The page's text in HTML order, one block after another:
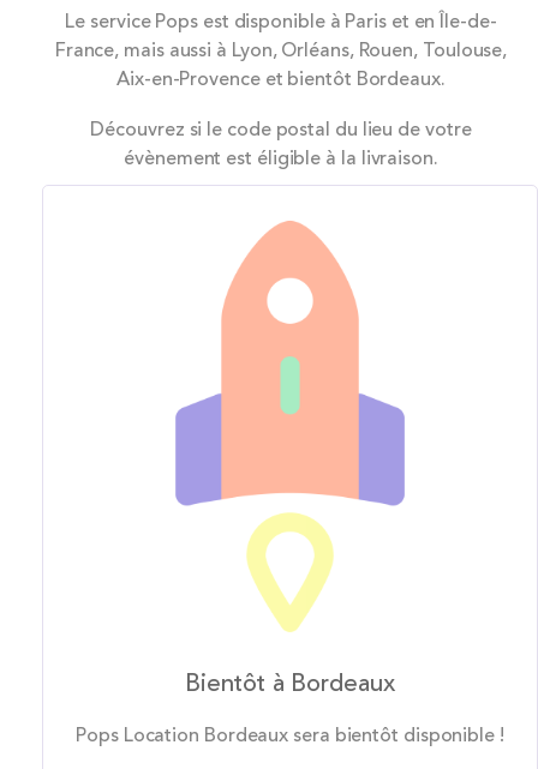
Le service Pops est disponible à Paris et en Île-de-
France, mais aussi à Lyon, Orléans, Rouen, Toulouse,
Aix-en-Provence et bientôt Bordeaux.
Découvrez si le code postal du lieu de votre
évènement est éligible à la livraison.
Bientôt à Bordeaux
Pops Location Bordeaux sera bientôt disponible !